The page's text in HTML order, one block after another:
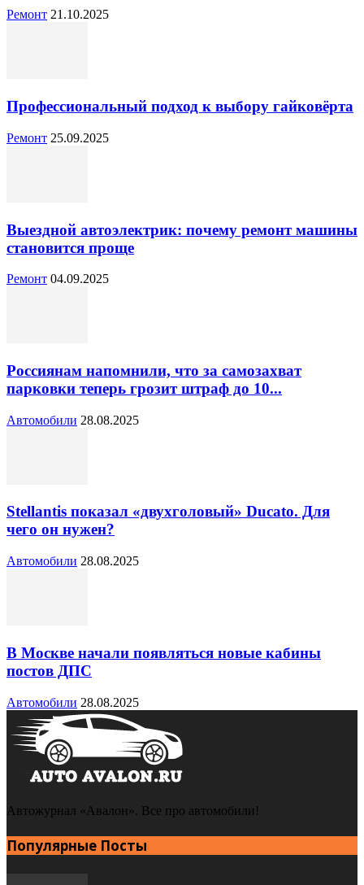
Ремонт 21.10.2025
Профессиональный подход к выбору гайковёрта
Ремонт 25.09.2025
Выездной автоэлектрик: почему ремонт машины
становится проще
Ремонт 04.09.2025
Россиянам напомнили, что за самозахват
парковки теперь грозит штраф до 10...
Автомобили 28.08.2025
Stellantis показал «двухголовый» Ducato. Для
чего он нужен?
Автомобили 28.08.2025
В Москве начали появляться новые кабины
постов ДПС
Автомобили 28.08.2025
Автожурнал «Авалон». Все про автомобили!
Популярные Посты